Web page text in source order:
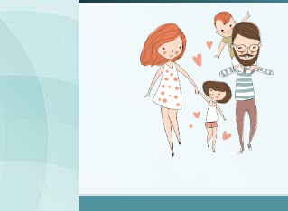
Перейти